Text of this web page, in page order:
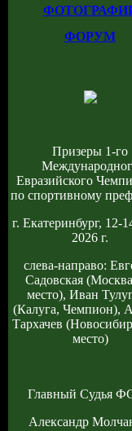
ФОРУМ
Призеры 1-го
Евразийского
по спортивному
г. Екатеринбург, 12-
2026 г.
слева-направо:
Садовская
место), Иван
(Калуга, Чемпион),
Тархачев
место)
Главный Судья
Александр